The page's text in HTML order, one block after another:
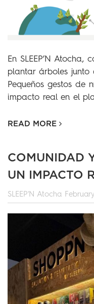
En SLEEP’N
plantar árboles junto
Pequeños gestos de
impacto real en el
READ MORE
COMUNIDAD
UN IMPACTO
SLEEP'N Atocha